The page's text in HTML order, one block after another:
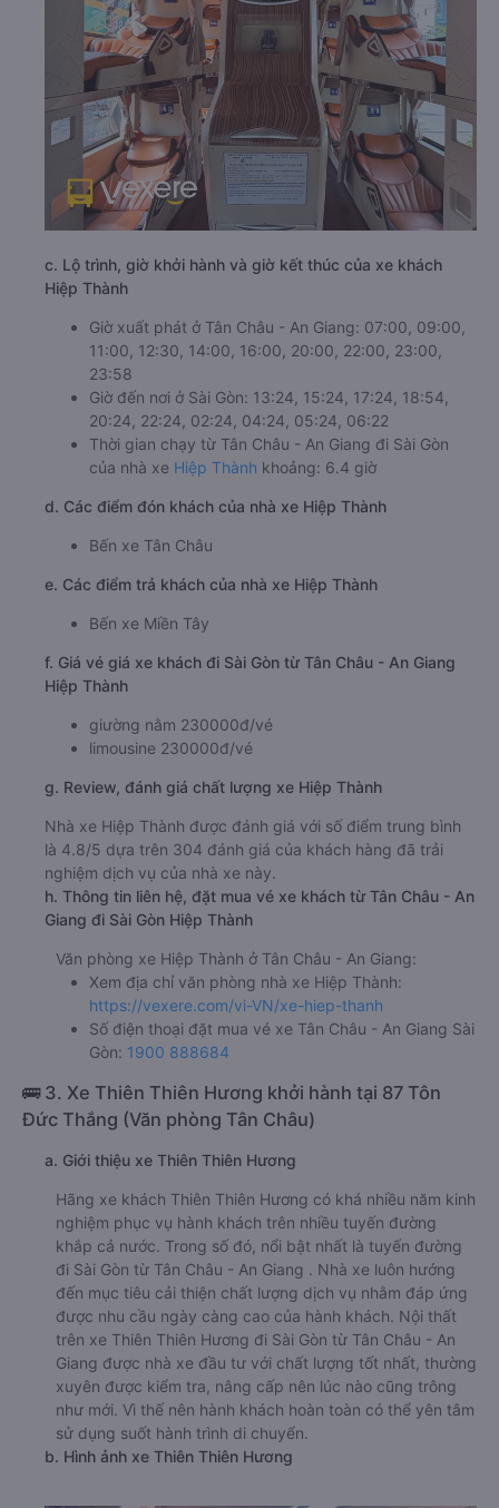
c. Lộ trình, giờ khởi hành và giờ kết thúc của xe khách
Hiệp Thành
Giờ xuất phát ở Tân Châu - An Giang: 07:00, 09:00,
11:00, 12:30, 14:00, 16:00, 20:00, 22:00, 23:00,
23:58
Giờ đến nơi ở Sài Gòn: 13:24, 15:24, 17:24, 18:54,
20:24, 22:24, 02:24, 04:24, 05:24, 06:22
Thời gian chạy từ Tân Châu - An Giang đi Sài Gòn
của nhà xe Hiệp Thành khoảng: 6.4 giờ
d. Các điểm đón khách của nhà xe Hiệp Thành
Bến xe Tân Châu
e. Các điểm trả khách của nhà xe Hiệp Thành
Bến xe Miền Tây
f. Giá vé giá xe khách đi Sài Gòn từ Tân Châu - An Giang
Hiệp Thành
giường nằm 230000đ/vé
limousine 230000đ/vé
g. Review, đánh giá chất lượng xe Hiệp Thành
Nhà xe Hiệp Thành được đánh giá với số điểm trung bình
là 4.8/5 dựa trên 304 đánh giá của khách hàng đã trải
nghiệm dịch vụ của nhà xe này.
h. Thông tin liên hệ, đặt mua vé xe khách từ Tân Châu - An
Giang đi Sài Gòn Hiệp Thành
Văn phòng xe Hiệp Thành ở Tân Châu - An Giang:
Xem địa chỉ văn phòng nhà xe Hiệp Thành:
https://vexere.com/vi-VN/xe-hiep-thanh
Số điện thoại đặt mua vé xe Tân Châu - An Giang Sài
Gòn: 1900 888684
🚌 3. Xe Thiên Thiên Hương khởi hành tại 87 Tôn
Đức Thắng (Văn phòng Tân Châu)
a. Giới thiệu xe Thiên Thiên Hương
Hãng xe khách Thiên Thiên Hương có khá nhiều năm kinh
nghiệm phục vụ hành khách trên nhiều tuyến đường
khắp cả nước. Trong số đó, nổi bật nhất là tuyến đường
đi Sài Gòn từ Tân Châu - An Giang . Nhà xe luôn hướng
đến mục tiêu cải thiện chất lượng dịch vụ nhằm đáp ứng
được nhu cầu ngày càng cao của hành khách. Nội thất
trên xe Thiên Thiên Hương đi Sài Gòn từ Tân Châu - An
Giang được nhà xe đầu tư với chất lượng tốt nhất, thường
xuyên được kiểm tra, nâng cấp nên lúc nào cũng trông
như mới. Vì thế nên hành khách hoàn toàn có thể yên tâm
sử dụng suốt hành trình di chuyển.
b. Hình ảnh xe Thiên Thiên Hương